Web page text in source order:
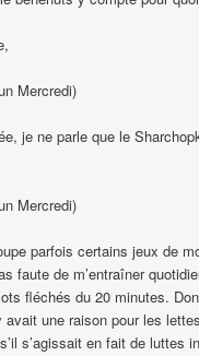
Mercredi)
je ne parle que le
Mercredi)
parfois certains jeux de
faute de m’entraîner
fléchés du 20 minutes.
avait une raison pour les lettes
s’agissait en fait de luttes